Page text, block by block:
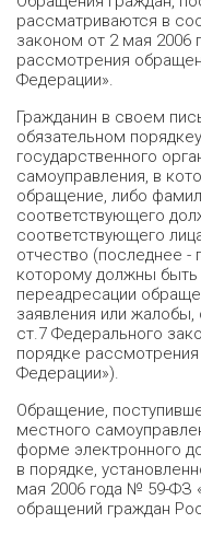
рассматриваются в
законом от 2 мая 2006
рассмотрения
Федерации».
Гражданин в своем
обязательном
государственного
самоуправления, в
обращение, либо
соответствующего
соответствующего
отчество (последнее -
которому должны быть
переадресации
заявления или жалобы,
ст.7 Федерального
порядке
Федерации»).
Обращение,
местного
форме электронного
в порядке,
мая 2006 года № 59-ФЗ
обращений граждан